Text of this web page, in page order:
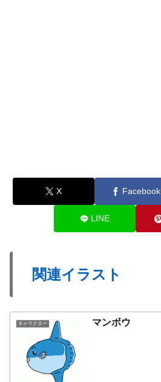
X Facebook
LINE
関連イラスト
キャラクター マンボウ